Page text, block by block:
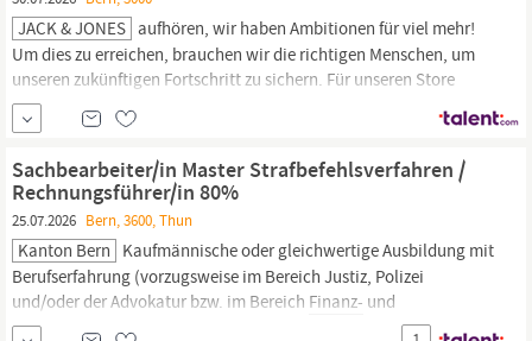
JACK & JONES aufhören, wir haben Ambitionen für viel mehr!
Um dies zu erreichen, brauchen wir die richtigen Menschen, um
unseren zukünftigen Fortschritt zu sichern. Für unseren Store
JACK & JONES Bern
sofort oder nach Vereinbarung eineIn 80% Deine Aufgaben:
Freundliche Beratung und Bedienung unserer...
Sachbearbeiter/in Master Strafbefehlsverfahren /
Rechnungsführer/in 80%
25.07.2026 Bern, 3600, Thun
Kanton Bern Kaufmännische oder gleichwertige Ausbildung mit
Berufserfahrung (vorzugsweise im Bereich Justiz, Polizei
und/oder der Advokatur bzw. im Bereich Finanz- und
Rechnungswesen) Kenntnisse von SAP-
Finanzmodulen